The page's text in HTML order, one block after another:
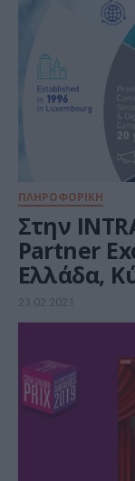
εκτίμησης,
ΠΛΗΡΟΦΟΡΙΚΗ
Στην
Partner
Ελλάδα,
23.02.2021